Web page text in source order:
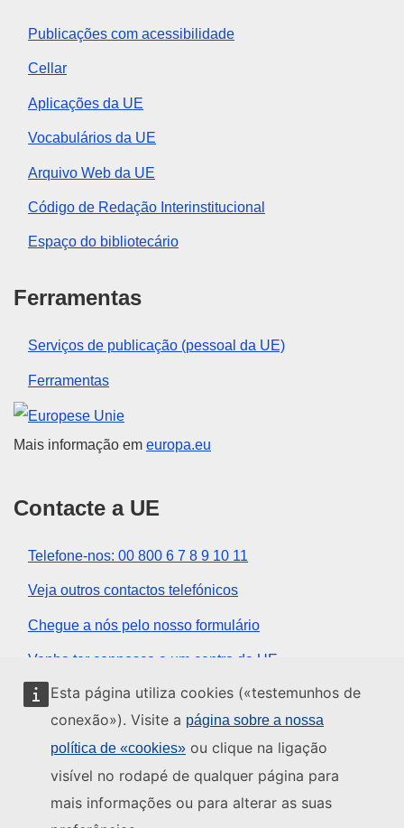
Esta página utiliza cookies («testemunhos de
conexão»). Visite a página sobre a nossa
política de «cookies» ou clique na ligação
visível no rodapé de qualquer página para
mais informações ou para alterar as suas
Publicações com acessibilidade
Cellar
Aplicações da UE
Vocabulários da UE
Arquivo Web da UE
Código de Redação Interinstitucional
Espaço do bibliotecário
Ferramentas
Serviços de publicação (pessoal da UE)
Ferramentas
União Europeia
Mais informação em europa.eu
Contacte a UE
Telefone-nos: 00 800 6 7 8 9 10 11
Veja outros contactos telefónicos
Chegue a nós pelo nosso formulário
Venha ter connosco a um centro da UE
Redes sociais
Instituições e organismos da UE